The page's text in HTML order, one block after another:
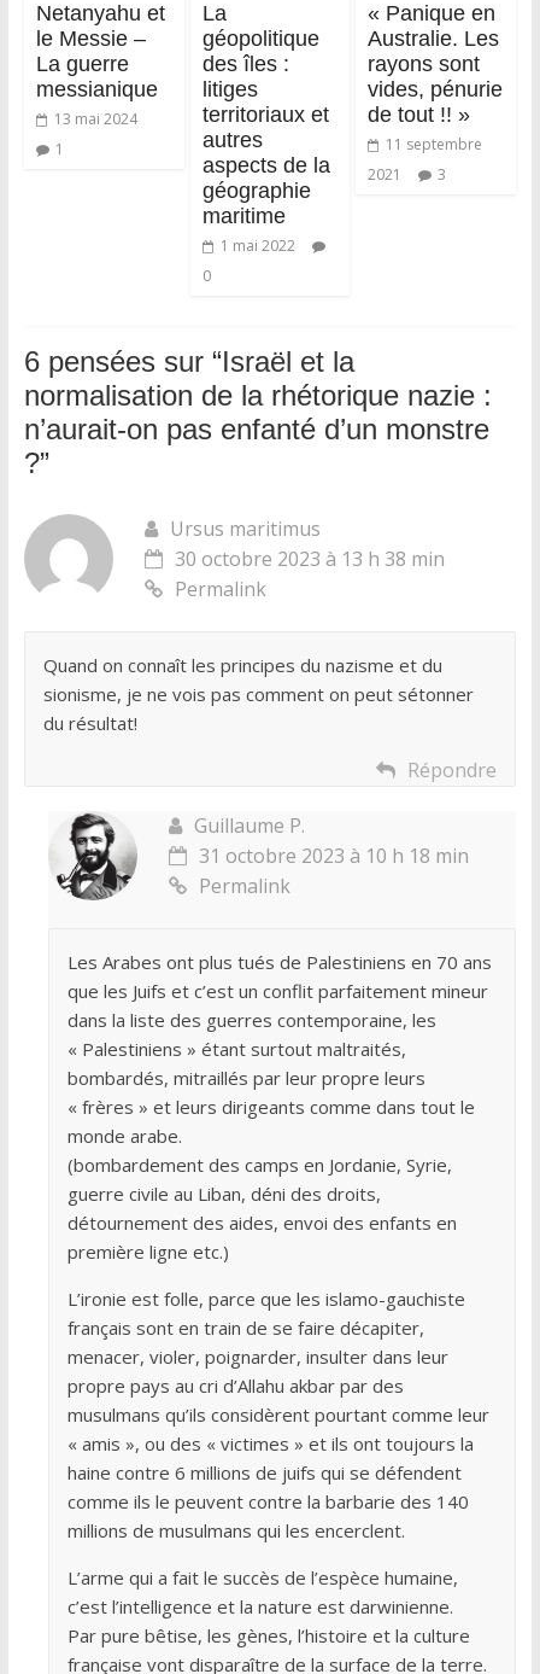
Netanyahu et
le Messie –
La guerre
messianique
13 mai 2024
1
La
géopolitique
des îles :
litiges
territoriaux et
autres
aspects de la
géographie
maritime
1 mai 2022
0
« Panique en
Australie. Les
rayons sont
vides, pénurie
de tout !! »
11 septembre
2021
3
6 pensées sur “Israël et la
normalisation de la rhétorique nazie :
n’aurait-on pas enfanté d’un monstre
?”
Ursus maritimus
30 octobre 2023 à 13 h 38 min
Permalink
Quand on connaît les principes du nazisme et du
sionisme, je ne vois pas comment on peut sétonner
du résultat!
Répondre
Guillaume P.
31 octobre 2023 à 10 h 18 min
Permalink
Les Arabes ont plus tués de Palestiniens en 70 ans
que les Juifs et c’est un conflit parfaitement mineur
dans la liste des guerres contemporaine, les
« Palestiniens » étant surtout maltraités,
bombardés, mitraillés par leur propre leurs
« frères » et leurs dirigeants comme dans tout le
monde arabe.
(bombardement des camps en Jordanie, Syrie,
guerre civile au Liban, déni des droits,
détournement des aides, envoi des enfants en
première ligne etc.)
L’ironie est folle, parce que les islamo-gauchiste
français sont en train de se faire décapiter,
menacer, violer, poignarder, insulter dans leur
propre pays au cri d’Allahu akbar par des
musulmans qu’ils considèrent pourtant comme leur
« amis », ou des « victimes » et ils ont toujours la
haine contre 6 millions de juifs qui se défendent
comme ils le peuvent contre la barbarie des 140
millions de musulmans qui les encerclent.
L’arme qui a fait le succès de l’espèce humaine,
c’est l’intelligence et la nature est darwinienne.
Par pure bêtise, les gènes, l’histoire et la culture
française vont disparaître de la surface de la terre.